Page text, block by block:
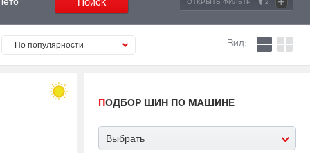
ОТКРЫТЬ ФИЛЬТР 2
По популярности Вид:
ПОДБОР ШИН ПО МАШИНЕ
Выбрать